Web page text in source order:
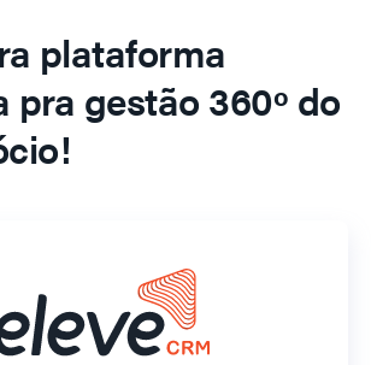
plataforma
pra gestão 360º do